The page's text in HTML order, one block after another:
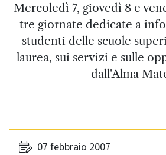
Mercoledì 7, giovedì 8 e
tre giornate dedicate a
studenti delle scuole
laurea, sui servizi e sulle
dall'Alma
07 febbraio 2007